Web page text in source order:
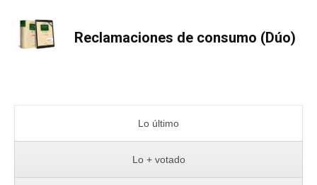
Reclamaciones de consumo (Dúo)
Lo último
Lo + votado